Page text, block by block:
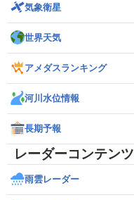
気象衛星
世界天気
アメダスランキング
河川水位情報
長期予報
レーダーコンテンツ
雨雲レーダー